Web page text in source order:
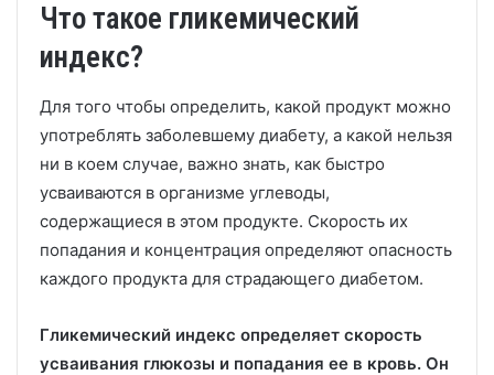
Что такое гликемический
индекс?
Для того чтобы определить, какой продукт можно
употреблять заболевшему диабету, а какой нельзя
ни в коем случае, важно знать, как быстро
усваиваются в организме углеводы,
содержащиеся в этом продукте. Скорость их
попадания и концентрация определяют опасность
каждого продукта для страдающего диабетом.
Гликемический индекс определяет скорость
усваивания глюкозы и попадания ее в кровь. Он